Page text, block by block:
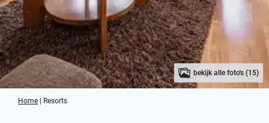
bekijk alle foto's (15)
Home Resorts